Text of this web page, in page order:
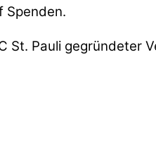
Spenden.
St. Pauli gegründeter